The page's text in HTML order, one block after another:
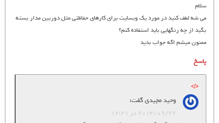
سلام
می شه لطف کنید در مورد یک وبسایت برای کارهای حفاظتی مثل دوربین مدار بسته
بگید از چه رنگهایی باید استفاده کنم؟
ممنون میشم اگه جواب بدید
پاسخ
وحید مجیدیگفت:
2014/09/22 در 12:21